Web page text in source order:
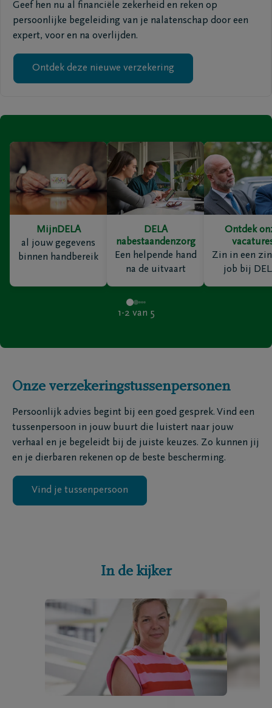
Geef hen nu al financiële zekerheid en reken op
persoonlijke begeleiding van je nalatenschap door een
expert, voor en na overlijden.
Ontdek deze nieuwe verzekering
MijnDELA
al jouw gegevens
binnen handbereik
DELA
nabestaandenzorg
Een helpende hand
na de uitvaart
Ontdek
Zin in een
job bij
1-2 van 5
Onze verzekeringstussenpersonen
Persoonlijk advies begint bij een goed gesprek. Vind een
tussenpersoon in jouw buurt die luistert naar jouw
verhaal en je begeleidt bij de juiste keuzes. Zo kunnen jij
en je dierbaren rekenen op de beste bescherming.
Vind je tussenpersoon
In de kijker